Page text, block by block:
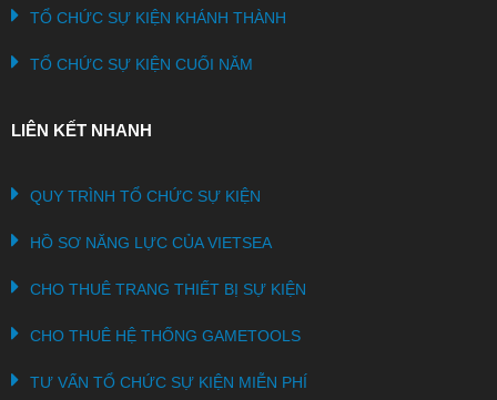
TỔ CHỨC SỰ KIỆN KHÁNH THÀNH
TỔ CHỨC SỰ KIỆN CUỐI NĂM
LIÊN KẾT NHANH
QUY TRÌNH TỔ CHỨC SỰ KIỆN
HỒ SƠ NĂNG LỰC CỦA VIETSEA
CHO THUÊ TRANG THIẾT BỊ SỰ KIỆN
CHO THUÊ HỆ THỐNG GAMETOOLS
TƯ VẤN TỔ CHỨC SỰ KIỆN MIỄN PHÍ